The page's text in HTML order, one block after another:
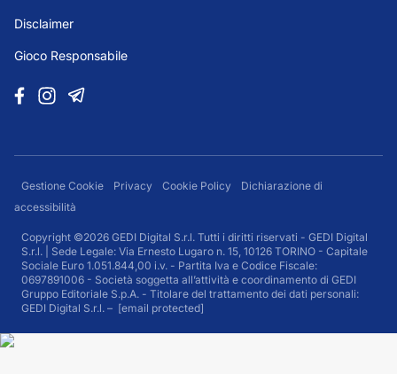
Disclaimer
Gioco Responsabile
Gestione Cookie Privacy Cookie Policy
Dichiarazione di
accessibilità
Copyright ©2026 GEDI Digital S.r.l. Tutti i diritti riservati - GEDI Digital
S.r.l. | Sede Legale: Via Ernesto Lugaro n. 15, 10126 TORINO - Capitale
Sociale Euro 1.051.844,00 i.v. - Partita Iva e Codice Fiscale:
0697891006 - Società soggetta all’attività e coordinamento di GEDI
Gruppo Editoriale S.p.A. - Titolare del trattamento dei dati personali:
GEDI Digital S.r.l. – [email protected]